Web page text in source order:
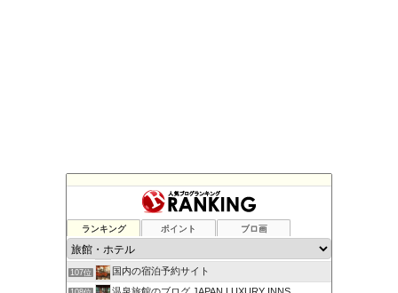
ランキング ポイント ブロ画
Beginner Mileage
TREASURE DIARY
105位 日本全国温泉地マップ データベース
106位 温泉行こか
107位 国内の宿泊予約サイト
温泉旅館のブログ JAPAN LUXURY INNS